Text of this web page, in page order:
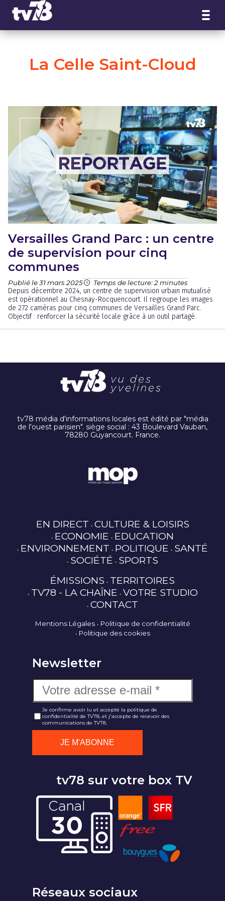
La Celle Saint-Cloud
Versailles Grand Parc : un centre
de supervision pour cinq
communes
Publié le 31 mars 2025 Temps de lecture: 2 minutes
Depuis décembre 2024, un centre de supervision urbain mutualisé
est opérationnel au Chesnay-Rocquencourt. Il regroupe les images
de 272 caméras pour cinq communes de Versailles Grand Parc.
Objectif : renforcer la sécurité locale grâce à un outil partagé.
tv78 média d'informations locales est édité par "média
de l'ouest parisien". siège social : 43 Boulevard Vauban,
78280 Guyancourt. France.
EN DIRECT CULTURE & LOISIRS
ECONOMIE EDUCATION
ENVIRONNEMENT POLITIQUE SANTÉ
SOCIÉTÉ SPORTS
ÉMISSIONS TERRITOIRES
TV78 - LA CHAÎNE VOTRE STUDIO
CONTACT
Mentions Légales
Politique de confidentialité
Politique des cookies
Newsletter
Je confirme avoir lu et accepté la politique de
confidentialité de TV78, et j'accepte de recevoir des
communications de TV78.
tv78 sur votre box TV
Réseaux sociaux
Panneau de gestion des cookies